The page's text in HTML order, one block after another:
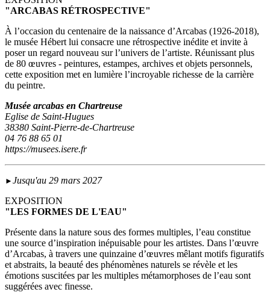
"ARCABAS RÉTROSPECTIVE"
À l’occasion du centenaire de la naissance d’Arcabas (1926-2018),
le musée Hébert lui consacre une rétrospective inédite et invite à
poser un regard nouveau sur l’univers de l’artiste. Réunissant plus
de 80 œuvres - peintures, estampes, archives et objets personnels,
cette exposition met en lumière l’incroyable richesse de la carrière
du peintre.
Musée arcabas en Chartreuse
Eglise de Saint-Hugues
38380 Saint-Pierre-de-Chartreuse
04 76 88 65 01
https://musees.isere.fr
► Jusqu'au 29 mars 2027
EXPOSITION
"LES FORMES DE L'EAU"
Présente dans la nature sous des formes multiples, l’eau constitue
une source d’inspiration inépuisable pour les artistes. Dans l’œuvre
d’Arcabas, à travers une quinzaine d’œuvres mêlant motifs figuratifs
et abstraits, la beauté des phénomènes naturels se révèle et les
émotions suscitées par les multiples métamorphoses de l’eau sont
suggérées avec finesse.